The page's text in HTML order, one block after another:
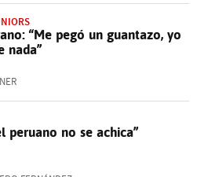
“Me pegó un guantazo, yo
nada”
peruano no se achica”